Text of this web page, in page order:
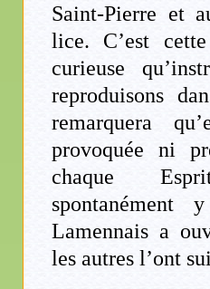
Saint-Pierre et
lice. C’est
curieuse
reproduisons
remarquera
provoquée ni
chaque
spontanément
Lamennais a
les autres l’ont